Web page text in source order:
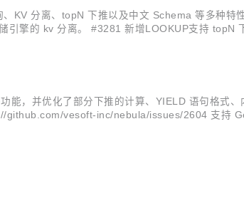
KV 分离、topN 下推以及中文 Schema 等多种
擎的 kv 分离。 #3281 新增LOOKUP支持 topN
能，并优化了部分下推的计算、YIELD 语句格式
vesoft-inc/nebula/issues/2604 支持